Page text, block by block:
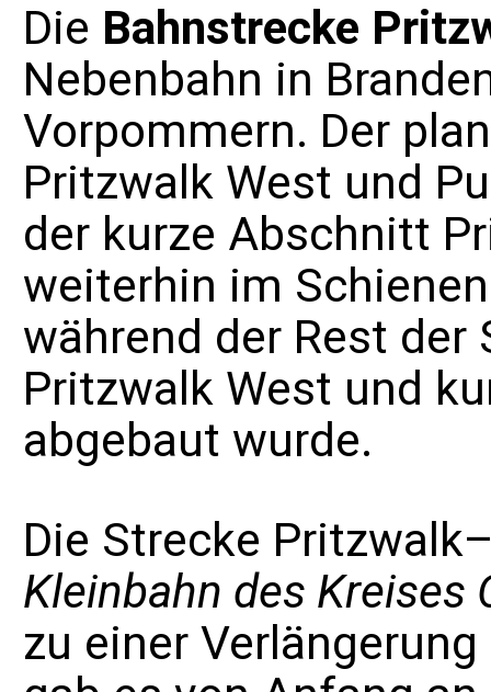
Die Bahnstrecke
Nebenbahn in
Vorpommern. Der
Pritzwalk West und
der kurze Abschnitt
weiterhin im
während der Rest
Pritzwalk West und
abgebaut wurde.
Die Strecke Pritzwalk
Kleinbahn des Kreises
zu einer